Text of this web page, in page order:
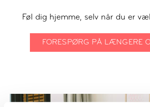
Føl dig hjemme, selv når du er
FORESPØRG PÅ LÆNGERE